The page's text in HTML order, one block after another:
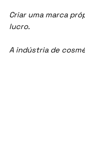
Criar uma marca
lucro.
A indústria de